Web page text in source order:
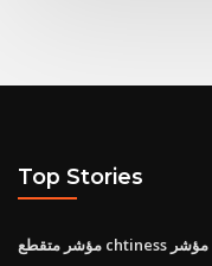
Top Stories